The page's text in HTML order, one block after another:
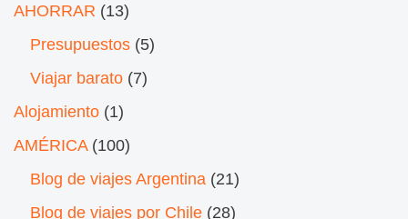
AHORRAR (13)
Presupuestos (5)
Viajar barato (7)
Alojamiento (1)
AMÉRICA(100)
Blog de viajes Argentina (21)
Blog de viajes por Chile (28)